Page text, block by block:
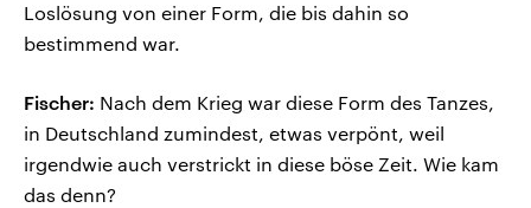
Loslösung von einer Form, die bis dahin so
bestimmend war.
Fischer: Nach dem Krieg war diese Form des Tanzes,
in Deutschland zumindest, etwas verpönt, weil
irgendwie auch verstrickt in diese böse Zeit. Wie kam
das denn?